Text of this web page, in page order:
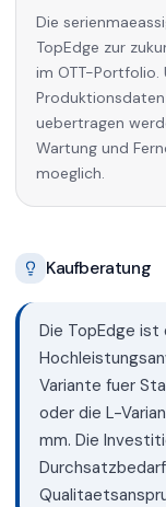
Die
TopEdge zur
im OTT-Portfolio.
uebertragen
Wartung und
moeglich.
Kaufberatung
Die TopEdge
Variante fuer
oder die L-
mm. Die